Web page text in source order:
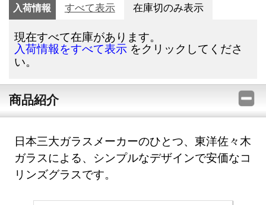
入荷情報 すべて表示 在庫切のみ表示
現在すべて在庫があります。
入荷情報をすべて表示 をクリックしてくださ
い。
商品紹介
日本三大ガラスメーカーのひとつ、東洋佐々木
ガラスによる、シンプルなデザインで安価なコ
リンズグラスです。